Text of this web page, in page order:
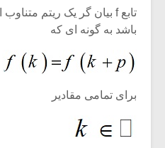
باشد به گونه ای که
برای تمامی مقادیر